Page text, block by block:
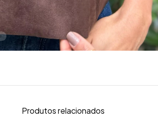
Produtos relacionados